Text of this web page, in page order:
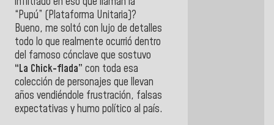
“Pupú” (Plataforma Unitaria)?
Bueno, me soltó con lujo de detalles
todo lo que realmente ocurrió dentro
del famoso cónclave que sostuvo
“La Chick-flada” con toda esa
colección de personajes que llevan
años vendiéndole frustración, falsas
expectativas y humo político al país.